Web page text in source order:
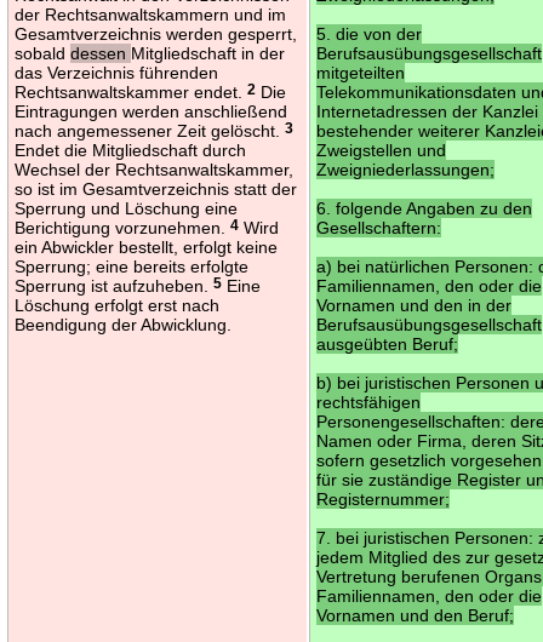
der Rechtsanwaltskammern und im
Gesamtverzeichnis werden gesperrt,
sobalddessen Mitgliedschaft in der
das Verzeichnis führenden
Rechtsanwaltskammer endet.2 Die
Eintragungen werden anschließend
nach angemessener Zeit gelöscht.3
Endet die Mitgliedschaft durch
Wechsel der Rechtsanwaltskammer,
so ist im Gesamtverzeichnis statt der
Sperrung und Löschung eine
Berichtigung vorzunehmen.4 Wird
ein Abwickler bestellt, erfolgt keine
Sperrung; eine bereits erfolgte
Sperrung ist aufzuheben.5 Eine
Löschung erfolgt erst nach
Beendigung der Abwicklung.
5. die von der
Berufsausübungsgesellschaft
mitgeteilten
Telekommunikationsdaten
Internetadressen der Kanzlei
bestehender weiterer
Zweigstellen und
Zweigniederlassungen;
6. folgende Angaben zu den
Gesellschaftern:
a) bei natürlichen Personen:
Familiennamen, den oder die
Vornamen und den in der
Berufsausübungsgesellschaft
ausgeübten Beruf;
b) bei juristischen Personen
rechtsfähigen
Personengesellschaften:
Namen oder Firma, deren
sofern gesetzlich
für sie zuständige Register
Registernummer;
7. bei juristischen Personen:
jedem Mitglied des zur
Vertretung berufenen
Familiennamen, den oder die
Vornamen und den Beruf;